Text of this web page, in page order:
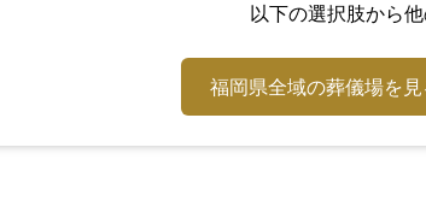
以下の選択肢から
福岡県全域の葬儀場を見